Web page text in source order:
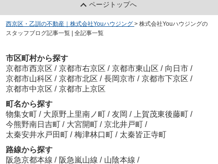
ページトップへ
西京区・乙訓の不動産｜株式会社Youハウジング > 株式会社Youハウジングの
スタッフブログ記事一覧 | 全記事一覧
市区町村から探す
京都市西京区 / 京都市右京区 / 京都市東山区 / 向日市 /
京都市山科区 / 京都市北区 / 長岡京市 / 京都市下京区 /
京都市中京区 / 京都市上京区
町名から探す
物集女町 / 大原野上里南ノ町 / 友岡 / 上賀茂東後藤町 /
今熊野南日吉町 / 大宮開町 / 京北井戸町 /
太秦安井水戸田町 / 梅津林口町 / 太秦皆正寺町
路線から探す
阪急京都本線 / 阪急嵐山線 / 山陰本線 /